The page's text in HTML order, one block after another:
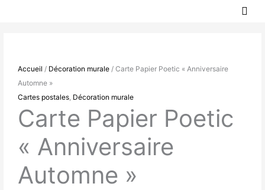
Accueil / Décoration murale / Carte Papier Poetic « Anniversaire
Automne »
Cartes postales, Décoration murale
Carte Papier Poetic
« Anniversaire
Automne »
Papier
Poetic
"Anniversaire
Automne"